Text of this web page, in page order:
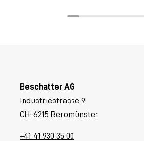
Beschatter AG
Industriestrasse 9
CH-6215 Beromünster
+41 41 930 35 00